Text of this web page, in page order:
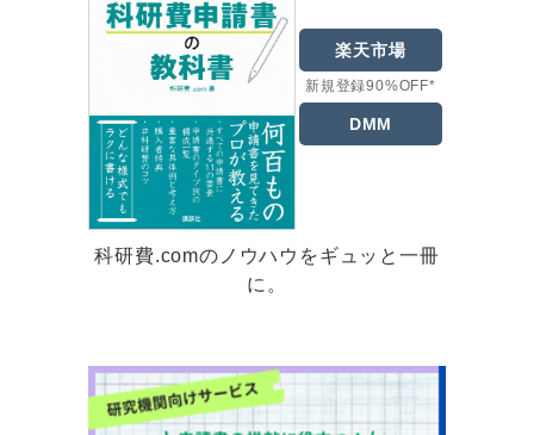
楽天市場
新規登録90%OFF*
DMM
科研費.comのノウハウをギュッと一冊
に。